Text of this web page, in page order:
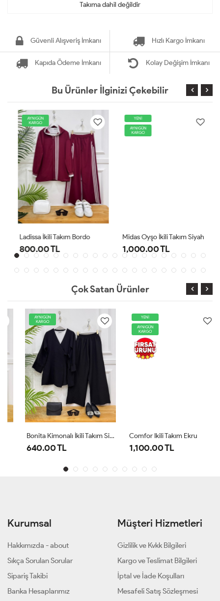
Takıma dahil değildir
Güvenli Alışveriş İmkanı Hızlı Kargo İmkanı
Kapıda Ödeme İmkanı Kolay Değişim İmkanı
Bu Ürünler İlginizi Çekebilir
AYNIGÜN
KARGO
Ladissa İkili Takım Bordo
800.00 TL
YENİ
AYNIGÜN
KARGO
Midas Oyşo İkili Takım Siyah
1,000.00 TL
Çok Satan Ürünler
AYNIGÜN
KARGO
Bonita Kimonalı İkili Takım Siyah
640.00 TL
AYNIGÜN
KARGO
Comfor Ikili Takım Ekru
1,100.00 TL
Kurumsal
Hakkımızda - about
Sıkça Sorulan Sorular
Sipariş Takibi
Banka Hesaplarımız
Müşteri Hizmetleri
Gizlilik ve Kvkk Bilgileri
Kargo ve Teslimat Bilgileri
İptal ve İade Koşulları
Mesafeli Satış Sözleşmesi